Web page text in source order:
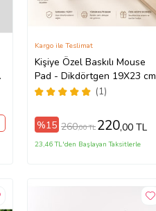
Kişiye Özel Baskılı Mouse
Pad - Dikdörtgen 19X23 cm
(1)
Kargo ile Teslimat
%15 260,00 TL 220,00 TL
23,46 TL'den Başlayan Taksitlerle